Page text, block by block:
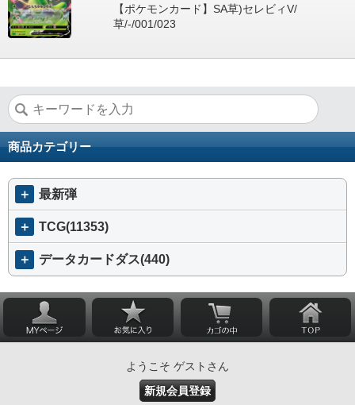
【ポケモンカード】SA草)セレビィV/
草/-/001/023
商品カテゴリー
＋ 最新弾
＋ TCG(11353)
＋ データカードダス(440)
ようこそ ゲストさん
新規会員登録